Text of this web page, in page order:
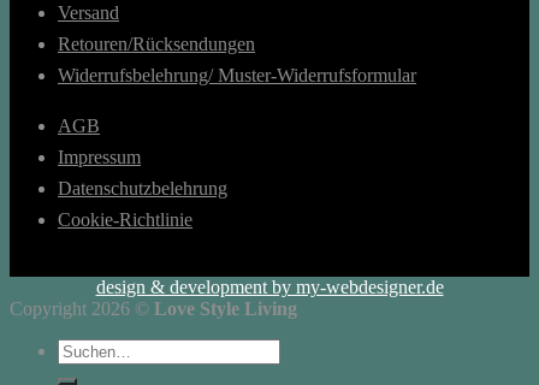
Versand
Retouren/Rücksendungen
Widerrufsbelehrung/ Muster-Widerrufsformular
AGB
Impressum
Datenschutzbelehrung
Cookie-Richtlinie
design & development by my-webdesigner.de
Copyright 2026 © Love Style Living
Suchen
nach: